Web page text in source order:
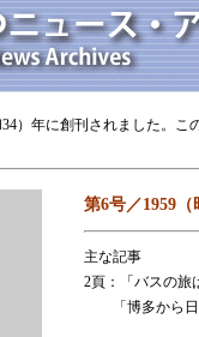
）年に創刊されました。
第6号／1959（
主な記事
2頁：「バスの旅
「博多から日